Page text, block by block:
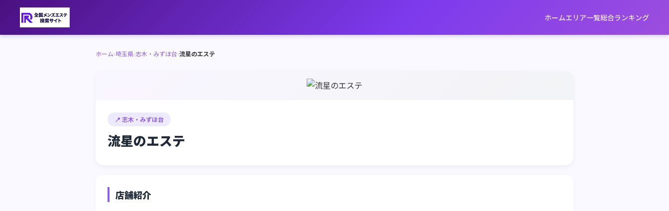
ホームエリア一覧総合ランキング
ホーム›埼玉県›志木・みずほ台›流星のエステ
📍 志木・みずほ台
流星のエステ
店舗紹介